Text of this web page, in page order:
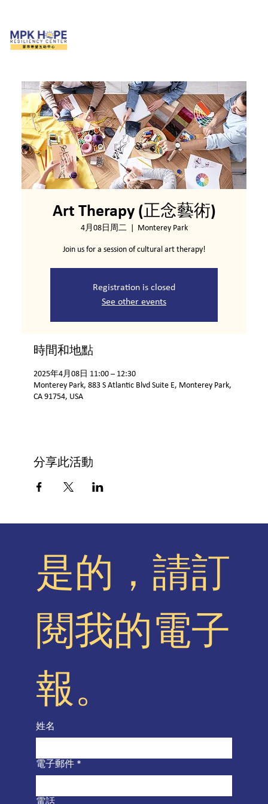
Art Therapy (正念藝術)
4月08日周二
  |
Monterey Park
Join us for a session of cultural art therapy!
Registration is closed
See other events
時間和地點
2025年4月08日 11:00 – 12:30
Monterey Park, 883 S Atlantic Blvd Suite E, Monterey Park,
CA 91754, USA
分享此活動
是的，請訂
閱我的電子
報。
姓名
電子郵件 *